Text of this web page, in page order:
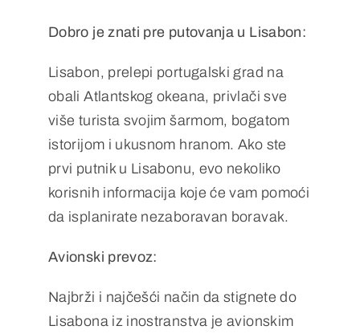
Dobro je znati pre putovanja u Lisabon:
Lisabon, prelepi portugalski grad na
obali Atlantskog okeana, privlači sve
više turista svojim šarmom, bogatom
istorijom i ukusnom hranom. Ako ste
prvi putnik u Lisabonu, evo nekoliko
korisnih informacija koje će vam pomoći
da isplanirate nezaboravan boravak.
Avionski prevoz:
Najbrži i najčešći način da stignete do
Lisabona iz inostranstva je avionskim